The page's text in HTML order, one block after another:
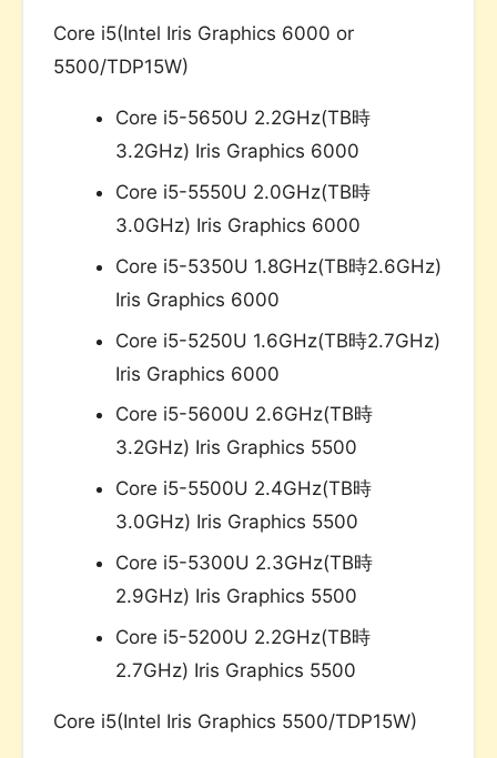
Core i5(Intel Iris Graphics 6000 or
5500/TDP15W)
Core i5-5650U 2.2GHz(TB時
3.2GHz) Iris Graphics 6000
Core i5-5550U 2.0GHz(TB時
3.0GHz) Iris Graphics 6000
Core i5-5350U 1.8GHz(TB時2.6GHz)
Iris Graphics 6000
Core i5-5250U 1.6GHz(TB時2.7GHz)
Iris Graphics 6000
Core i5-5600U 2.6GHz(TB時
3.2GHz) Iris Graphics 5500
Core i5-5500U 2.4GHz(TB時
3.0GHz) Iris Graphics 5500
Core i5-5300U 2.3GHz(TB時
2.9GHz) Iris Graphics 5500
Core i5-5200U 2.2GHz(TB時
2.7GHz) Iris Graphics 5500
Core i5(Intel Iris Graphics 5500/TDP15W)